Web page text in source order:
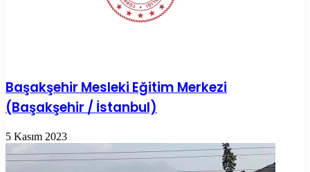
Başakşehir Mesleki Eğitim Merkezi
(Başakşehir / İstanbul)
5 Kasım 2023